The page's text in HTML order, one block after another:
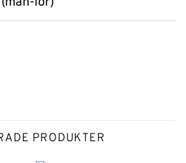
PRODUKTER